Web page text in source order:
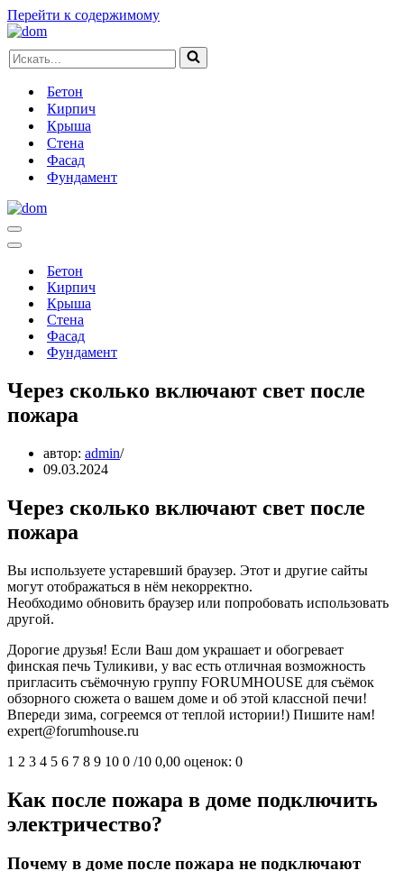
Перейти к содержимому
Искать...
Бетон
Кирпич
Крыша
Стена
Фасад
Фундамент
Меню
навигации
Меню
навигацииБетон
Кирпич
Крыша
Стена
Фасад
Фундамент
Через сколько включают свет после
пожара
автор: admin
09.03.2024
Через сколько включают свет после
пожара
Вы используете устаревший браузер. Этот и другие сайты
могут отображаться в нём некорректно.
Необходимо обновить браузер или попробовать использовать
другой.
Дорогие друзья! Если Ваш дом украшает и обогревает
финская печь Туликиви, у вас есть отличная возможность
пригласить съёмочную группу FORUMHOUSE для съёмок
обзорного сюжета о вашем доме и об этой классной печи!
Впереди зима, согреемся от теплой истории!) Пишите нам!
expert@forumhouse.ru
1 2 3 4 5 6 7 8 9 10 0 /10 0,00 оценок: 0
Как после пожара в доме подключить
электричество?
Почему в доме после пожара не подключают